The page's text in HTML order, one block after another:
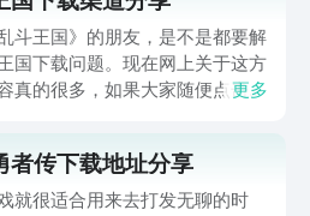
斗王国》的朋友，是不是都要解
国下载问题。现在网上关于这方
真的很多，如果大家随便点击陌
下载会更加方便，九游是手游福
游戏平台，在这里不仅能够看到
更多
者传下载地址分享
就很适合用来去打发无聊的时